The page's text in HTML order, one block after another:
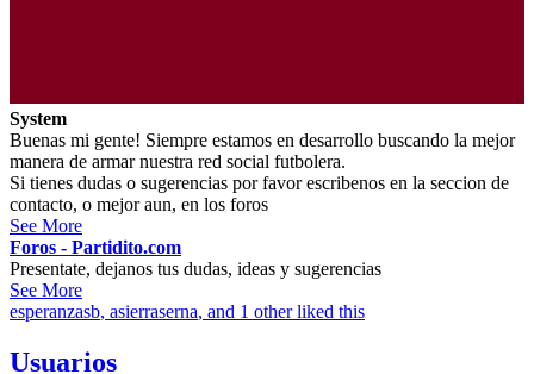
System
Buenas mi gente! Siempre estamos en desarrollo buscando la mejor
manera de armar nuestra red social futbolera.
Si tienes dudas o sugerencias por favor escribenos en la seccion de
contacto, o mejor aun, en los foros
See More
Foros - Partidito.com
Presentate, dejanos tus dudas, ideas y sugerencias
See More
esperanzasb, asierraserna, and 1 other liked this
Usuarios